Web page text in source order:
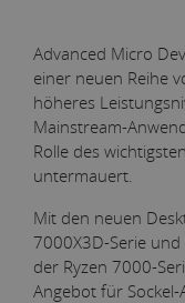
Advanced Micro
einer neuen Reihe
höheres
Mainstream-
Rolle des
untermauert.
Mit den neuen
7000X3D-Serie
der Ryzen 7000-
Angebot für